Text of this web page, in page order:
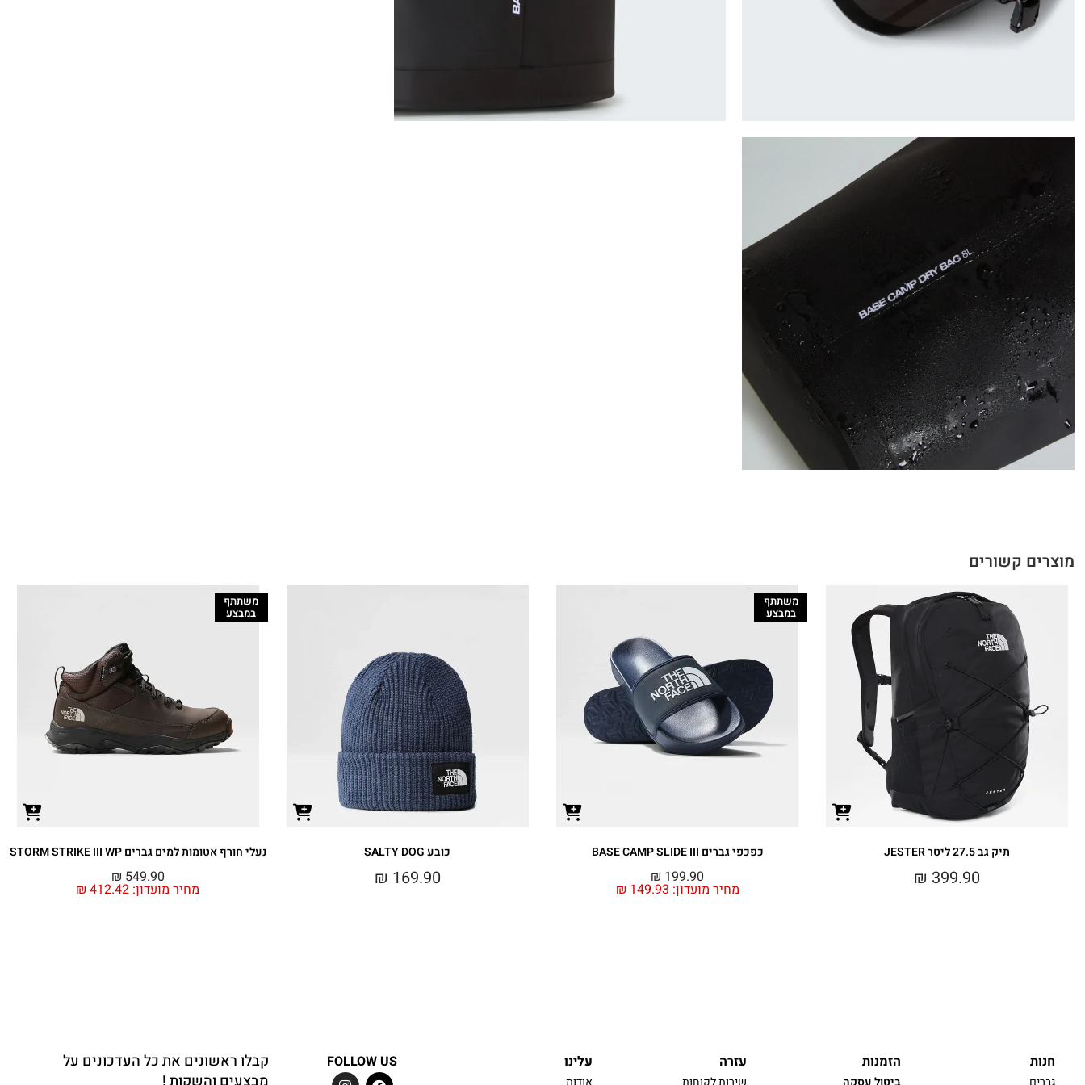
מוצרים קשורים
תיק גב 27.5 ליטר JESTER
₪ 399.90
משתתף
במבצע
כפכפי גברים BASE CAMP SLIDE III
מחיר מועדון: ₪ 149.93
₪ 199.90
כובע SALTY DOG
₪ 169.90
משתתף
במבצע
נעלי חורף אטומות למים גברים STORM STRIKE III WP
מחיר מועדון: ₪ 412.42
₪ 549.90
חנות הזמנות עזרה עלינו FOLLOW US
קבלו ראשונים את כל העדכונים על